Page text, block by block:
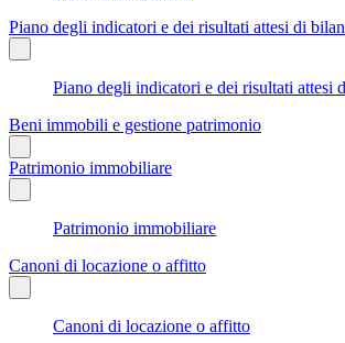
Piano degli indicatori e dei risultati attesi di
Piano degli indicatori e dei risultati attesi
Beni immobili e gestione patrimonio
Patrimonio immobiliare
Patrimonio immobiliare
Canoni di locazione o affitto
Canoni di locazione o affitto